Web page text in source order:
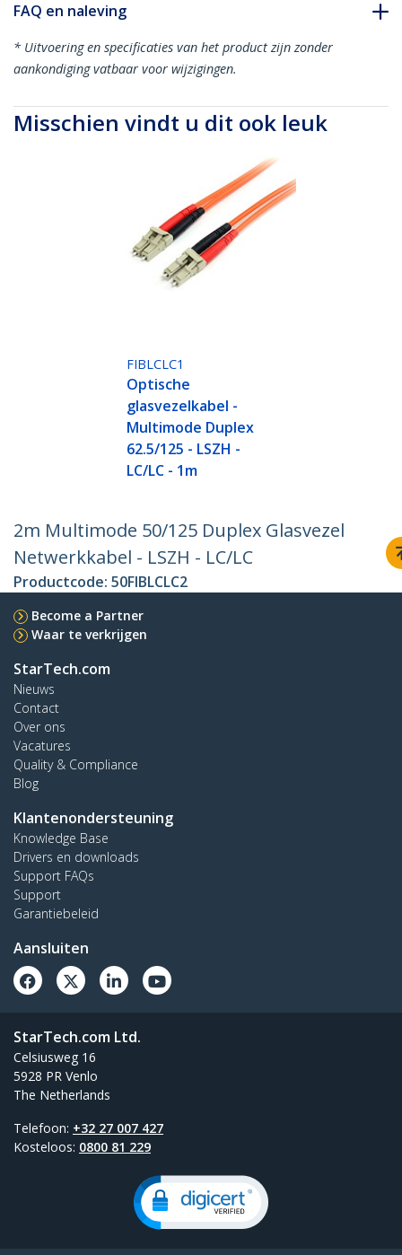
FAQ en naleving
* Uitvoering en specificaties van het product zijn zonder
aankondiging vatbaar voor wijzigingen.
Misschien vindt u dit ook leuk
FIBLCLC1
Optische
glasvezelkabel -
Multimode Duplex
62.5/125 - LSZH -
LC/LC - 1m
2m Multimode 50/125 Duplex Glasvezel
Netwerkkabel - LSZH - LC/LC
Productcode: 50FIBLCLC2
Become a Partner
Waar te verkrijgen
StarTech.com
Nieuws
Contact
Over ons
Vacatures
Quality & Compliance
Blog
Klantenondersteuning
Knowledge Base
Drivers en downloads
Support FAQs
Support
Garantiebeleid
Aansluiten
StarTech.com Ltd.
Celsiusweg 16
5928 PR Venlo
The Netherlands
Telefoon: +32 27 007 427
Kosteloos: 0800 81 229